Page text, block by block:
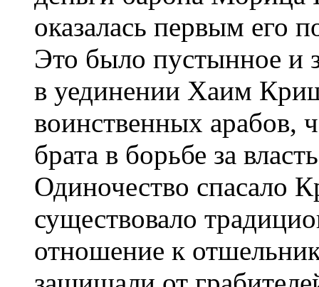
оказалась первым его
Это было пустынное и
в уединении Хаим
воинственных арабов,
брата в борьбе за
Одиночество спасало
существовало
отношение к